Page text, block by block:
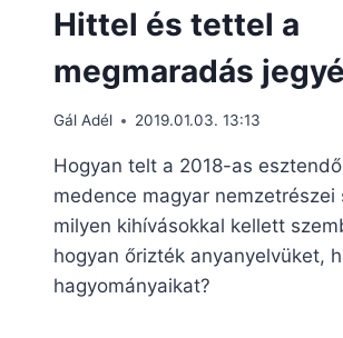
Hittel és tettel a
megmaradás
Gál Adél 2019.01.03. 13:13
Hogyan telt a 2018-as
medence magyar nemzetrészei
milyen kihívásokkal kellett
hogyan őrizték anyanyelvüket,
hagyományaikat?